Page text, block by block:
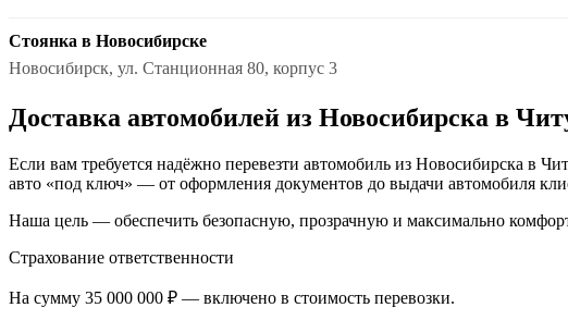
Стоянка в Новосибирске
Новосибирск, ул. Станционная 80, корпус 3
Доставка автомобилей из Новосибирска в
Если вам требуется надёжно перевезти автомобиль из Новосибирска в
авто «под ключ» — от оформления документов до выдачи автомобиля
Наша цель — обеспечить безопасную, прозрачную и максимально
Страхование ответственности
На сумму 35 000 000 ₽ — включено в стоимость перевозки.